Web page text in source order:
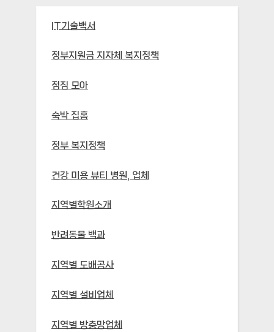
IT기술백서
정부지원금 지자체 복지정책
점짐 모아
숙박 집홈
정부 복지정책
건강 미용 뷰티 병원, 업체
지역별학원소개
반려동물 백과
지역별 도배공사
지역별 설비업체
지역별 방충망업체